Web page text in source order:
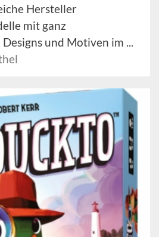
Hersteller
mit ganz
und Motiven im ...